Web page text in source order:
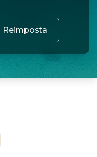
Reimposta